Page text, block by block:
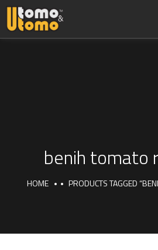
benih tomato
HOME PRODUCTS TAGGED